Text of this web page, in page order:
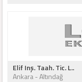
Elif Inş. Taah. Tic. L..
Ankara - Altındağ